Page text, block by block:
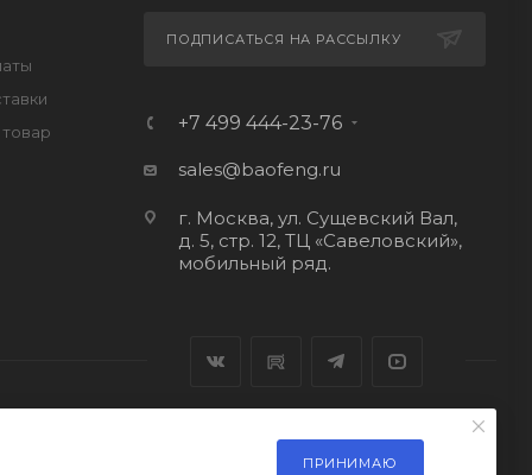
ПОДПИСАТЬСЯ НА РАССЫЛКУ
+7 499 444-23-76
sales@baofeng.ru
г. Москва, ул. Сущевский Вал,
д. 5, стр. 12, ТЦ «Савеловский»,
мобильный ряд.
ПРИНИМАЮ